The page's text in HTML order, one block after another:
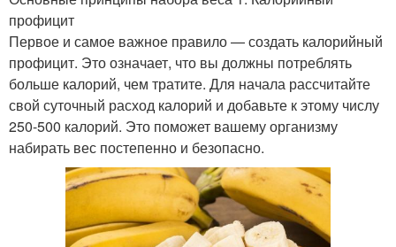
профицит
Первое и самое важное правило — создать калорийный
профицит. Это означает, что вы должны потреблять
больше калорий, чем тратите. Для начала рассчитайте
свой суточный расход калорий и добавьте к этому числу
250-500 калорий. Это поможет вашему организму
набирать вес постепенно и безопасно.